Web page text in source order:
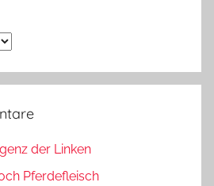
der Linken
Pferdefleisch